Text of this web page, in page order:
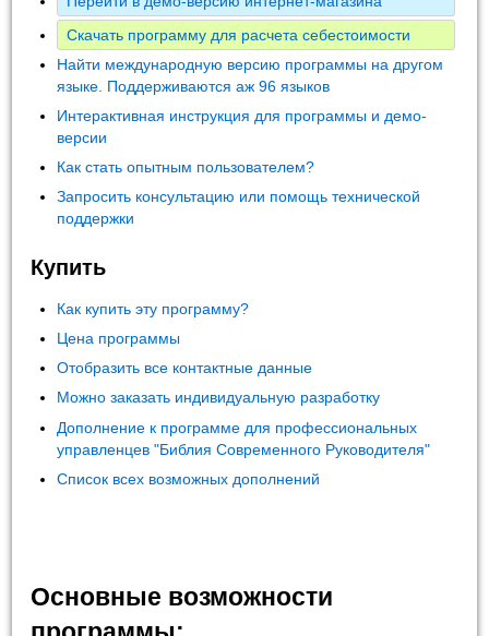
Скачать программу для расчета себестоимости
Найти международную версию программы на другом
языке. Поддерживаются аж 96 языков
Интерактивная инструкция для программы и демо-
версии
Как стать опытным пользователем?
Запросить консультацию или помощь технической
поддержки
Купить
Как купить эту программу?
Цена программы
Отобразить все контактные данные
Можно заказать индивидуальную разработку
Дополнение к программе для профессиональных
управленцев "Библия Современного Руководителя"
Список всех возможных дополнений
Основные возможности